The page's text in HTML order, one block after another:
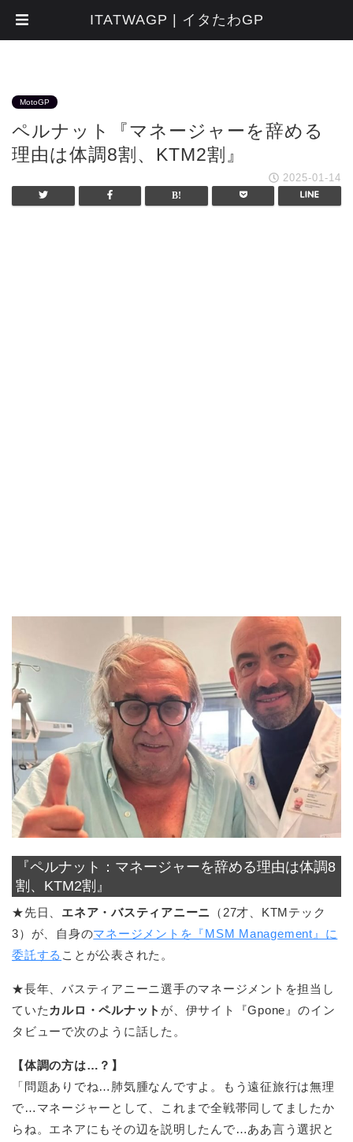
MotoGP
ペルナット『マネージャーを辞める
理由は体調8割、KTM2割』
2025-01-14
『ペルナット：マネージャーを辞める理由は体調8
割、KTM2割』
★先日、 エネア・バスティアニーニ
（27才、KTMテック
3）が、自身のマネージメントを『MSM Management』に
委託する ことが公表された。
★長年、バスティアニーニ選手のマネージメントを担当し
ていた カルロ・ペルナット が、伊サイト『Gpone』のイン
タビューで次のように話した。
【体調の方は…？】
「問題ありでね…肺気腫なんですよ。もう遠征旅行は無理
で…マネージャーとして、これまで全戦帯同してましたか
らね。エネアにもその辺を説明したんで…ああ言う選択と
ITATWAGP | イタたわGP